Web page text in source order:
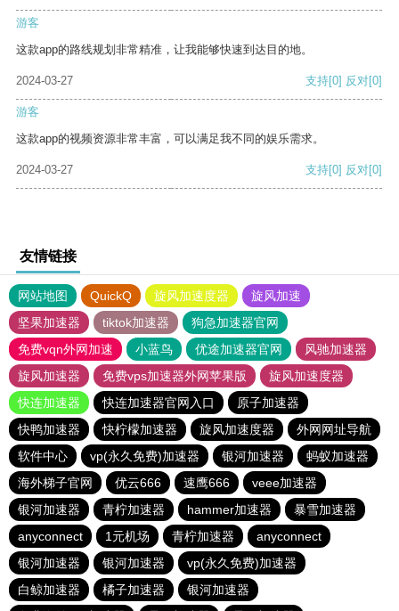
游客
这款app的路线规划非常精准，让我能够快速到达目的地。
2024-03-27 支持[0] 反对[0]
游客
这款app的视频资源非常丰富，可以满足我不同的娱乐需求。
2024-03-27 支持[0] 反对[0]
友情链接
网站地图 QuickQ 旋风加速度器
旋风加速
坚果加速器
tiktok加速器
狗急加速器官网
免费vqn外网加速
小蓝鸟 优途加速器官网
风驰加速器
旋风加速器
免费vps加速器外网苹果版
旋风加速度器
快连加速器
快连加速器官网入口
原子加速器
快鸭加速器
快柠檬加速器 旋风加速度器
外网网址导航
软件中心
vp(永久免费)加速器 银河加速器
蚂蚁加速器
海外梯子官网
优云666 速鹰666
veee加速器
银河加速器
青柠加速器 hammer加速器
暴雪加速器
anyconnect
1元机场 青柠加速器
anyconnect
银河加速器
银河加速器
vp(永久免费)加速器
白鲸加速器
橘子加速器
银河加速器